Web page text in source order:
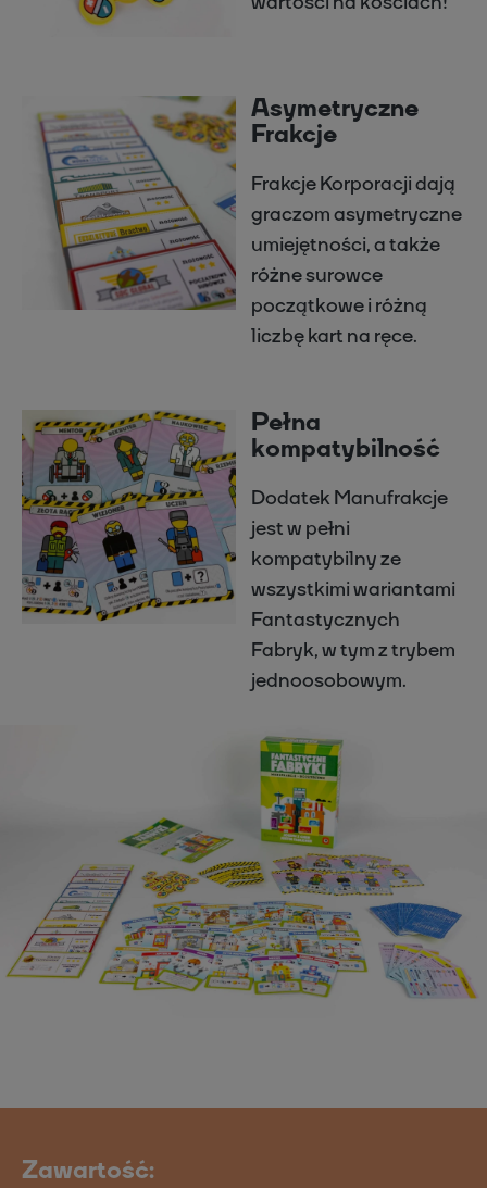
Asymetryczne
Frakcje
Frakcje Korporacji dają
graczom asymetryczne
umiejętności, a także
różne surowce
początkowe i różną
liczbę kart na ręce.
Pełna
kompatybilność
Dodatek Manufrakcje
jest w pełni
kompatybilny ze
wszystkimi wariantami
Fantastycznych
Fabryk, w tym z trybem
jednoosobowym.
Zawartość: